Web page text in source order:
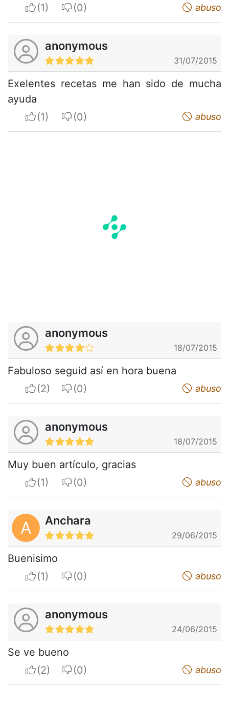
I apreciateI do not appreciate abuso
anonymous
31/07/2015
Exelentes recetas me han sido de mucha
ayuda
I apreciateI do not appreciate abuso
anonymous
18/07/2015
Fabuloso seguid así en hora buena
I apreciateI do not appreciate abuso
anonymous
18/07/2015
Muy buen artículo, gracias
I apreciateI do not appreciate abuso
A Anchara
29/06/2015
Buenisimo
I apreciateI do not appreciate abuso
anonymous
24/06/2015
Se ve bueno
I apreciateI do not appreciate abuso